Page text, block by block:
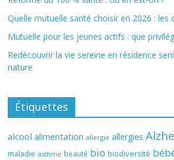
Quelle mutuelle santé choisir en 2026 : les
Mutuelle pour les jeunes actifs : que
Redécouvrir la vie sereine en résidence
nature
Étiquettes
alcool alimentation allergie allergies
maladie asthme beauté bio biodiversité